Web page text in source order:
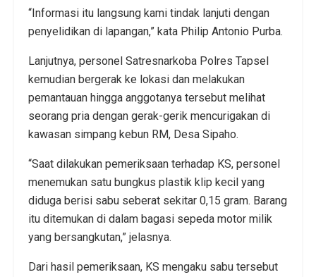
“Informasi itu langsung kami tindak lanjuti dengan
penyelidikan di lapangan,” kata Philip Antonio Purba.
Lanjutnya, personel Satresnarkoba Polres Tapsel
kemudian bergerak ke lokasi dan melakukan
pemantauan hingga anggotanya tersebut melihat
seorang pria dengan gerak-gerik mencurigakan di
kawasan simpang kebun RM, Desa Sipaho.
“Saat dilakukan pemeriksaan terhadap KS, personel
menemukan satu bungkus plastik klip kecil yang
diduga berisi sabu seberat sekitar 0,15 gram. Barang
itu ditemukan di dalam bagasi sepeda motor milik
yang bersangkutan,” jelasnya.
Dari hasil pemeriksaan, KS mengaku sabu tersebut